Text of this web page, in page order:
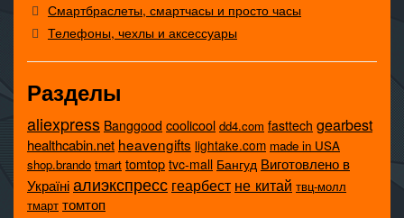
Смартбраслеты, смартчасы и просто часы
Телефоны, чехлы и аксессуары
Разделы
aliexpress Banggood coolicool dd4.com fasttech gearbest
healthcabin.net heavengifts lightake.com made in USA
shop.brando tmart tomtop tvc-mall Бангуд Виготовлено в
Україніалиэкспресс геарбест не китай твц-молл
тмарт томтоп